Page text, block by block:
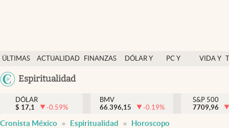
ÚLTIMAS
NOTICIAS
ACTUALIDAD
FINANZAS
DÓLAR Y
PC Y
VIDA Y
México
Espiritualidad
Actualidad
Finanzas y economía
Dólar y mercados
DÓLAR
$ 17,1 -0.59%
BMV
66.396,15
-0.19%
S&P 500
7709,96
Cronista México Espiritualidad Horoscopo